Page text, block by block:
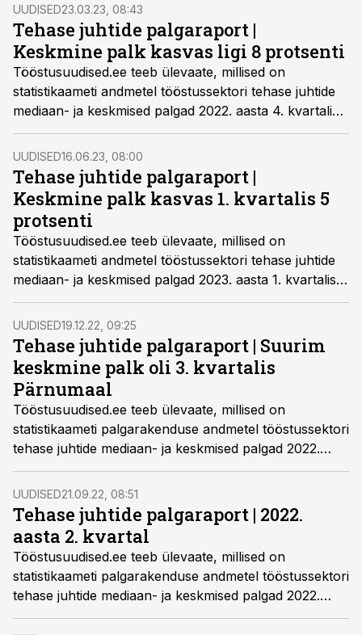
UUDISED23.03.23, 08:43
Tehase juhtide palgaraport |
Keskmine palk kasvas ligi 8 protsenti
Tööstusuudised.ee teeb ülevaate, millised on
statistikaameti andmetel tööstussektori tehase juhtide
mediaan- ja keskmised palgad 2022. aasta 4. kvartalis
maakondade lõikes.
UUDISED16.06.23, 08:00
Tehase juhtide palgaraport |
Keskmine palk kasvas 1. kvartalis 5
protsenti
Tööstusuudised.ee teeb ülevaate, millised on
statistikaameti andmetel tööstussektori tehase juhtide
mediaan- ja keskmised palgad 2023. aasta 1. kvartalis
maakondade lõikes.
UUDISED19.12.22, 09:25
Tehase juhtide palgaraport | Suurim
keskmine palk oli 3. kvartalis
Pärnumaal
Tööstusuudised.ee teeb ülevaate, millised on
statistikaameti palgarakenduse andmetel tööstussektori
tehase juhtide mediaan- ja keskmised palgad 2022.
aasta 3. kvartalis maakondade lõikes.
UUDISED21.09.22, 08:51
Tehase juhtide palgaraport | 2022.
aasta 2. kvartal
Tööstusuudised.ee teeb ülevaate, millised on
statistikaameti palgarakenduse andmetel tööstussektori
tehase juhtide mediaan- ja keskmised palgad 2022.
aasta 2. kvartalis maakondade lõikes.